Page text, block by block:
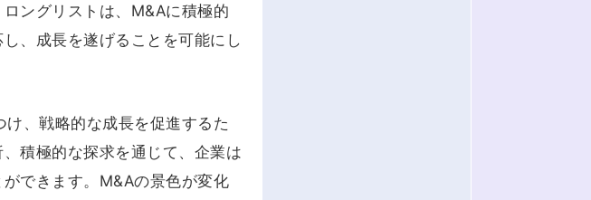
ングリストは、M&Aに積極的
、成長を遂げることを可能にし
、戦略的な成長を促進するた
積極的な探求を通じて、企業は
できます。M&Aの景色が変化